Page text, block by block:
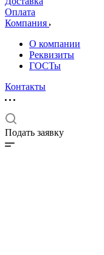
Оплата
Компания
О компании
Реквизиты
ГОСТы
Контакты
Подать заявку